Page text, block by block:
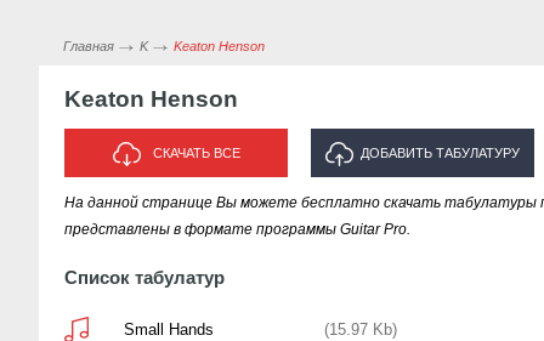
Главная K Keaton Henson
Keaton Henson
СКАЧАТЬ ВСЕ ДОБАВИТЬ ТАБУЛАТУРУ
ИСПОЛНИТЕЛЯ "KEATON
На данной странице Вы можете бесплатно скачать табулатуры
представлены в формате программы Guitar Pro.
Список табулатур
Small Hands (15.97 Kb)